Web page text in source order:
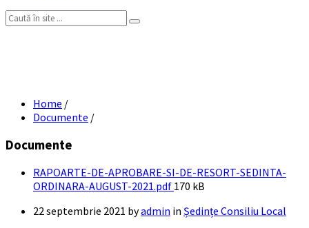
Search:
Home /
Documente /
Documente
RAPOARTE-DE-APROBARE-SI-DE-RESORT-SEDINTA-
ORDINARA-AUGUST-2021.pdf File
170 kB
22 septembrie 2021 byadmin in Ședințe Consiliu Local